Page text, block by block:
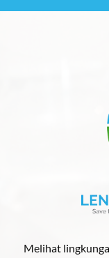
Melihat